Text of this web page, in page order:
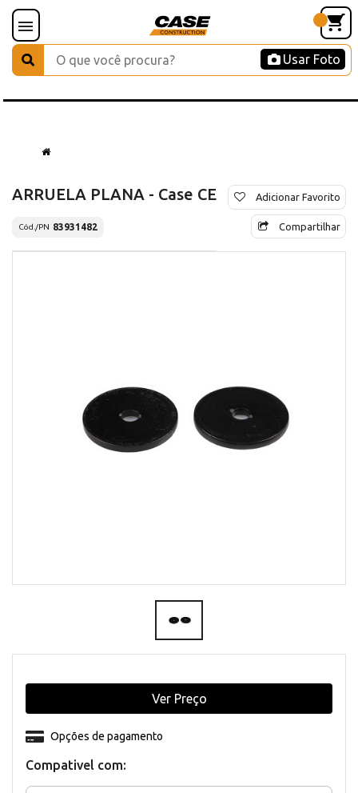
Usar Foto
ARRUELA PLANA - Case CE
Cód./PN 83931482
Adicionar Favorito
Compartilhar
Compativel com:
Opções de pagamento
Ver Preço